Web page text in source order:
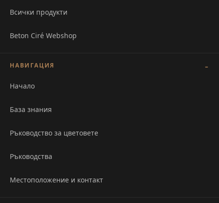
Всички продукти
Beton Ciré Webshop
НАВИГАЦИЯ
Начало
База знания
Ръководство за цветовете
Ръководства
Местоположение и контакт